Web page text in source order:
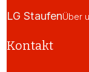
LG StaufenÜber
Kontakt